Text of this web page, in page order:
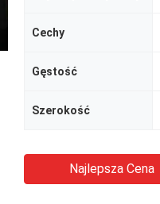
Cechy
Gęstość
Szerokość
Najlepsza Cena